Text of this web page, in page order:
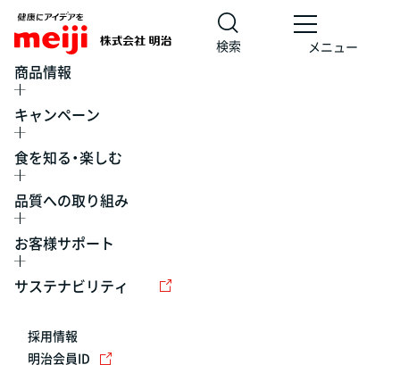
検索 メニュー
商品情報
キャンペーン
食を知る・楽しむ
品質への取り組み
お客様サポート
サステナビリティ
採用情報
明治会員ID